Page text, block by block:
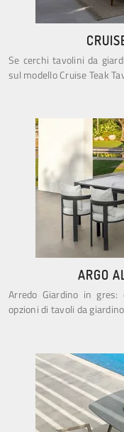
Se cerchi tavolini da
sul modello Cruise Teak
ARGO
Arredo Giardino in
opzioni di tavoli da